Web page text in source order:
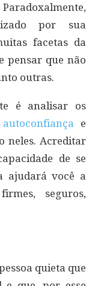
por sua
facetas da
pensar que não
outras.
é analisar os
autoconfiança e
neles. Acreditar
de se
ajudará você a
seguros,
quieta que